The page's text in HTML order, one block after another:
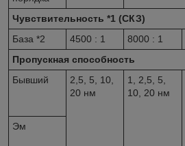
Чувствительность *1 (СКЗ)
База *2 4500 : 1 8000 : 1
Пропускная способность
Бывший
2,5, 5, 10,
20 нм
1, 2,5, 5,
10, 20 нм
Эм